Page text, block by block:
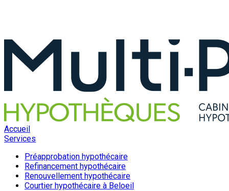
Accueil
Services
Préapprobation hypothécaire
Refinancement hypothécaire
Renouvellement hypothécaire
Courtier hypothécaire à Beloeil